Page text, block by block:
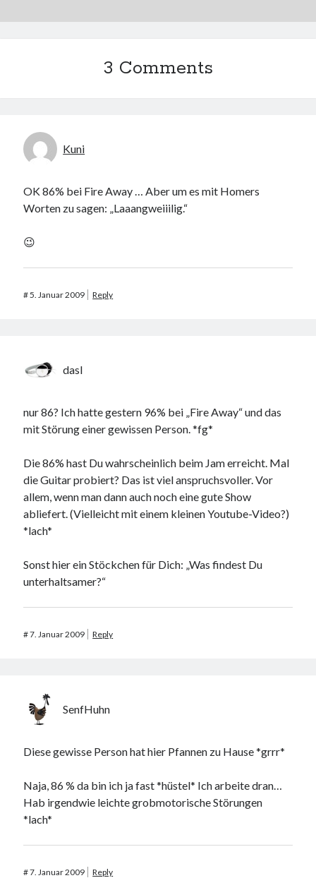
3 Comments
Kuni
OK 86% bei Fire Away … Aber um es mit Homers
Worten zu sagen: „Laaangweiiilig.“
😉
#5. Januar 2009 Reply
dasI
nur 86? Ich hatte gestern 96% bei „Fire Away“ und das
mit Störung einer gewissen Person. *fg*
Die 86% hast Du wahrscheinlich beim Jam erreicht. Mal
die Guitar probiert? Das ist viel anspruchsvoller. Vor
allem, wenn man dann auch noch eine gute Show
abliefert. (Vielleicht mit einem kleinen Youtube-Video?)
*lach*
Sonst hier ein Stöckchen für Dich: „Was findest Du
unterhaltsamer?“
#7. Januar 2009 Reply
SenfHuhn
Diese gewisse Person hat hier Pfannen zu Hause *grrr*
Naja, 86 % da bin ich ja fast *hüstel* Ich arbeite dran…
Hab irgendwie leichte grobmotorische Störungen
*lach*
#7. Januar 2009 Reply